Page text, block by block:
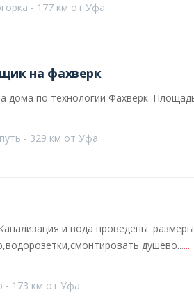
- 177 км от Уфа
на фахверк
по технологии Фахверк.
- 329 км от Уфа
и вода проведены.
душево......
- 173 км от Уфа